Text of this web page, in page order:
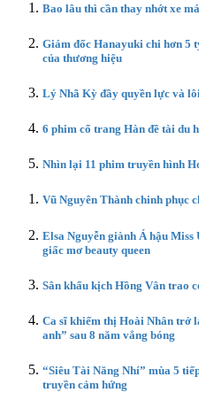
Bao lâu thì cần thay nhớt xe
Giám đốc Hanayuki chi hơn 5
của thương hiệu
Lý Nhã Kỳ đầy quyền lực và
6 phim cổ trang Hàn đề tài du
Nhìn lại 11 phim truyền hình
Vũ Nguyên Thành chinh phục
Elsa Nguyễn giành Á hậu Miss
giấc mơ beauty queen
Sân khấu kịch Hồng Vân trao
Ca sĩ khiếm thị Hoài Nhân trở
anh” sau 8 năm vắng bóng
“Siêu Tài Năng Nhí” mùa 5
truyền cảm hứng